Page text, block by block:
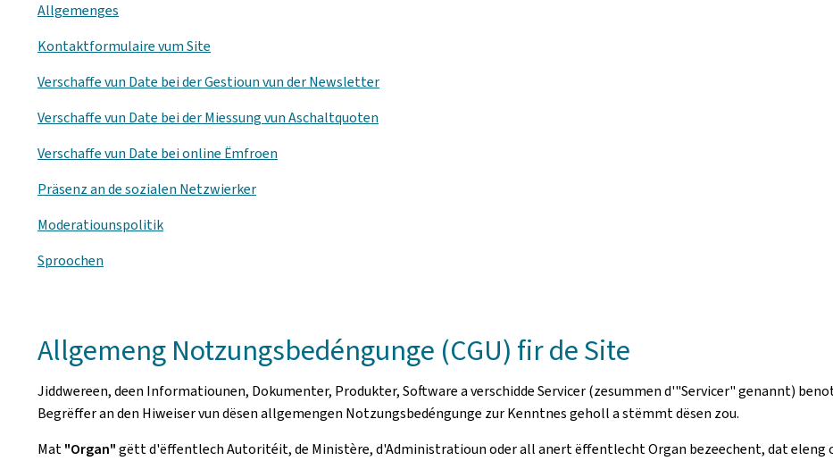
Allgemenges
Kontaktformulaire vum Site
Verschaffe vun Date bei der Gestioun vun derNewsletter
Verschaffe vun Date bei der Miessung vun Aschaltquoten
Verschaffe vun Date bei online Ëmfroen
Präsenz an de sozialen Netzwierker
Moderatiounspolitik
Sproochen
Allgemeng Notzungsbedéngunge (CGU) fir de Site
Jiddwereen, deen Informatiounen, Dokumenter, Produkter, Software a verschidde Servicer (zesummen d'"Servicer" genannt)
Begrëffer an den Hiweiser vun dësen allgemengen Notzungsbedéngunge zur Kenntnes geholl a stëmmt dësen zou.
Mat"Organ"gëtt d'ëffentlech Autoritéit, de Ministère, d'Administratioun oder all anert ëffentlecht Organ bezeechent, dat eleng